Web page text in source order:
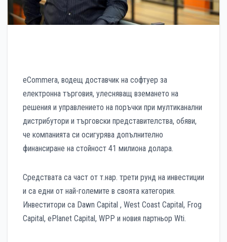
eCommera, водещ доставчик на софтуер за
електронна търговия, улесняващ вземането на
решения и управлението на поръчки при мултиканални
дистрибутори и търговски представителства, обяви,
че компанията си осигурява допълнително
финансиране на стойност 41 милиона долара.
Средствата са част от т.нар. трети рунд на инвестиции
и са едни от най-големите в своята категория.
Инвеститори са Dawn Capital , West Coast Capital, Frog
Capital, ePlanet Capital, WPP и новия партньор Wti.